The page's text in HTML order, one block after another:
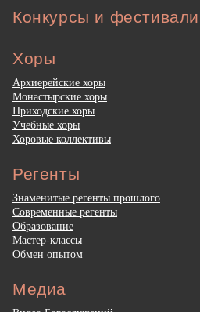
Конкурсы и фестивали
Хоры
Архиерейские хоры
Монастырские хоры
Приходские хоры
Учебные хоры
Хоровые коллективы
Регенты
Знаменитые регенты прошлого
Современные регенты
Образование
Мастер-классы
Обмен опытом
Медиа